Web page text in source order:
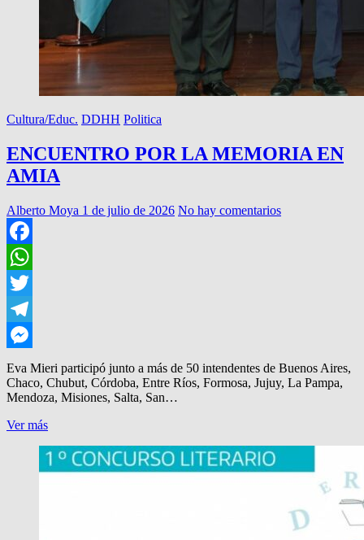
Cultura/Educ. DDHH Politica
ENCUENTRO POR LA MEMORIA EN
AMIA
Alberto Moya 1 de julio de 2026 No hay comentarios
Facebook
WhatsApp
Twitter
Telegram
Messenger
Eva Mieri participó junto a más de 50 intendentes de Buenos Aires,
Chaco, Chubut, Córdoba, Entre Ríos, Formosa, Jujuy, La Pampa,
Mendoza, Misiones, Salta, San…
Ver másENCUENTRO
LA
MEMORIA